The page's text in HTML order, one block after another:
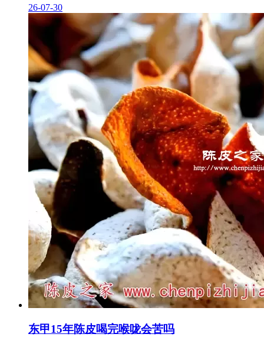
26-07-30
东甲15年陈皮喝完喉咙会苦吗